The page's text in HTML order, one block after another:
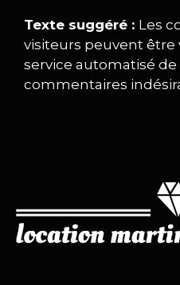
Texte suggéré : Les
visiteurs peuvent être
service automatisé
commentaires